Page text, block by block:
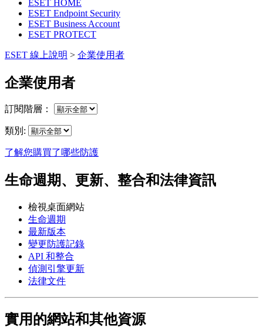
ESET HOME
ESET Endpoint Security
ESET Business Account
ESET PROTECT
ESET 線上說明 > 企業使用者
企業使用者
訂閱階層：
類別:
了解您購買了哪些防護
生命週期、更新、整合和法律資訊
檢視桌面網站
生命週期
最新版本
變更防護記錄
API 和整合
偵測引擎更新
法律文件
實用的網站和其他資源